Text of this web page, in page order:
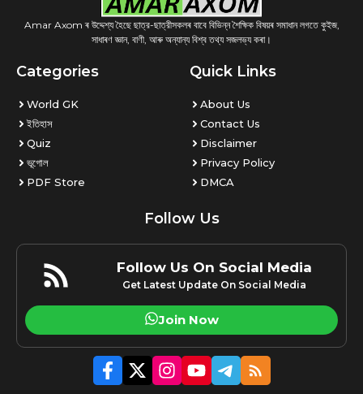
Amar Axom ৰ উদ্দেশ্য হৈছে ছাত্র-ছাত্রীসকলৰ বাবে বিভিন্ন শৈক্ষিক বিষয়ৰ সমাধান লগতে কুইজ,
সাধাৰণ জ্ঞান, বাণী, আৰু অন্যান্য বিশ্ব তথ্য সজলভ্য কৰা।
Categories
World GK
ইতিহাস
Quiz
ভূগোল
PDF Store
Quick Links
About Us
Contact Us
Disclaimer
Privacy Policy
DMCA
Follow Us
Follow Us On Social Media
Get Latest Update On Social Media
Join Now